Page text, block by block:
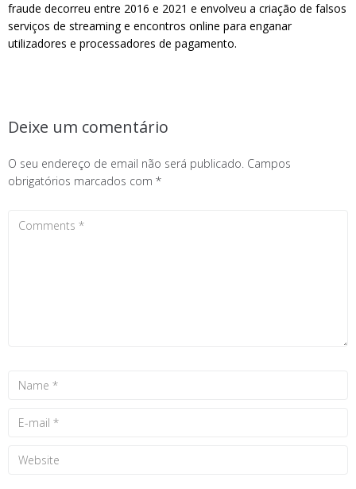
fraude decorreu entre 2016 e 2021 e envolveu a criação de falsos
serviços de streaming e encontros online para enganar
utilizadores e processadores de pagamento.
Deixe um comentário
O seu endereço de email não será publicado. Campos
obrigatórios marcados com *